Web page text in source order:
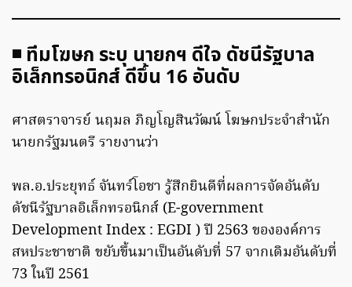
◾ ทีมโฆษก ระบุ นายกฯ ดีใจ ดัชนีรัฐบาล
อิเล็กทรอนิกส์ ดีขึ้น 16 อันดับ
ศาสตราจารย์ นฤมล ภิญโญสินวัฒน์ โฆษกประจำสำนัก
นายกรัฐมนตรี รายงานว่า
พล.อ.ประยุทธ์ จันทร์โอชา รู้สึกยินดีที่ผลการจัดอันดับ
ดัชนีรัฐบาลอิเล็กทรอนิกส์ (E-government
Development Index : EGDI ) ปี 2563 ขององค์การ
สหประชาชาติ ขยับขึ้นมาเป็นอันดับที่ 57 จากเดิมอันดับที่
73 ในปี 2561